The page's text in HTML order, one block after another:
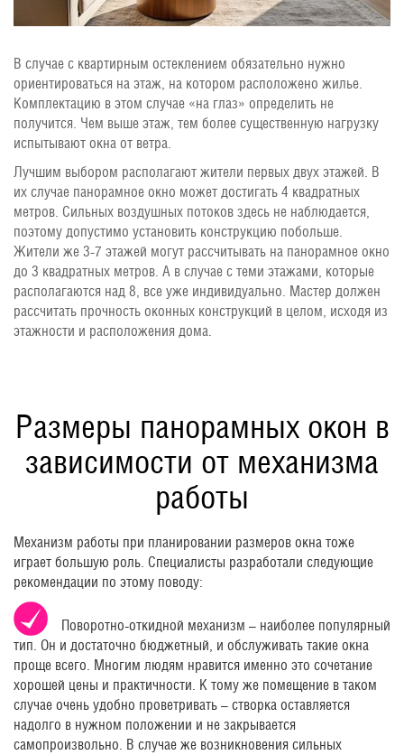
В случае с квартирным остеклением обязательно нужно
ориентироваться на этаж, на котором расположено жилье.
Комплектацию в этом случае «на глаз» определить не
получится. Чем выше этаж, тем более существенную нагрузку
испытывают окна от ветра.
Лучшим выбором располагают жители первых двух этажей. В
их случае панорамное окно может достигать 4 квадратных
метров. Сильных воздушных потоков здесь не наблюдается,
поэтому допустимо установить конструкцию побольше.
Жители же 3-7 этажей могут рассчитывать на панорамное окно
до 3 квадратных метров. А в случае с теми этажами, которые
располагаются над 8, все уже индивидуально. Мастер должен
рассчитать прочность оконных конструкций в целом, исходя из
этажности и расположения дома.
Размеры панорамных окон в
зависимости от механизма
работы
Механизм работы при планировании размеров окна тоже
играет большую роль. Специалисты разработали следующие
рекомендации по этому поводу:
Поворотно-откидной механизм – наиболее популярный
тип. Он и достаточно бюджетный, и обслуживать такие окна
проще всего. Многим людям нравится именно это сочетание
хорошей цены и практичности. К тому же помещение в таком
случае очень удобно проветривать – створка оставляется
надолго в нужном положении и не закрывается
самопроизвольно. В случае же возникновения сильных